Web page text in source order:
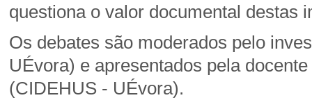
questiona o valor documental destas
Os debates são moderados pelo
UÉvora) e apresentados pela
(CIDEHUS - UÉvora).